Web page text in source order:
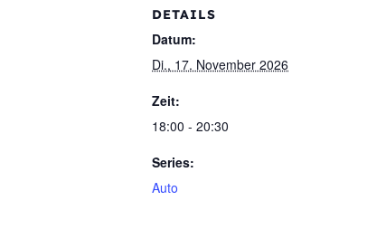
DETAILS
Datum:
Di., 17. November 2026
Zeit:
18:00 - 20:30
Series:
Auto